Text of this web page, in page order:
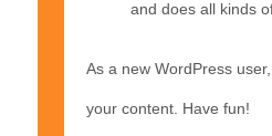
and does all kinds
As a new WordPress
your content. Have fun!